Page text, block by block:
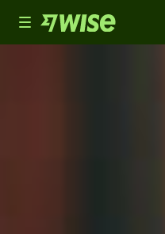
Toggle
navigation